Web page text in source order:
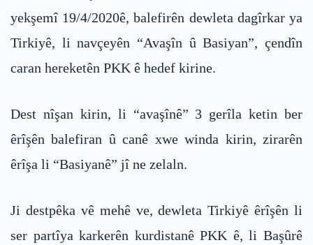
yekşemî 19/4/2020ê, balefirên dewleta dagîrkar ya
Tirkiyê, li navçeyên “Avaşîn û Basiyan”, çendîn
caran hereketên PKK ê hedef kirine.
Dest nîşan kirin, li “avaşînê” 3 gerîla ketin ber
êrîşên balefiran û canê xwe winda kirin, zirarên
êrîşa li “Basiyanê” jî ne zelaln.
Ji destpêka vê mehê ve, dewleta Tirkiyê êrîşên li
ser partîya karkerên kurdistanê PKK ê, li Başûrê